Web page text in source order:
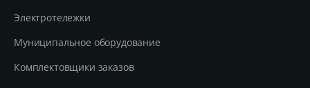
Электротележки
Муниципальное оборудование
Комплектовщики заказов